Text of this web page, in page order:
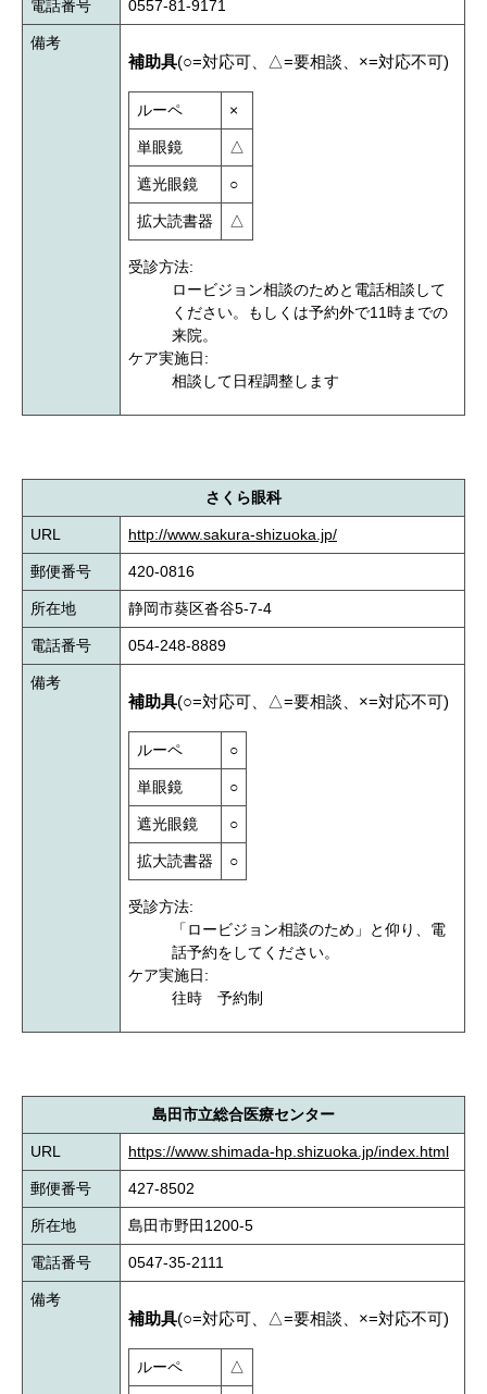
電話番号 0557-81-9171
備考
補助具(○=対応可、△=要相談、×=対応不可)
ルーペ ×
単眼鏡 △
遮光眼鏡 ○
拡大読書器 △
受診方法:
ロービジョン相談のためと電話相談して
ください。もしくは予約外で11時までの
来院。
ケア実施日:
相談して日程調整します
さくら眼科
URL http://www.sakura-shizuoka.jp/
郵便番号 420-0816
所在地 静岡市葵区沓谷5-7-4
電話番号 054-248-8889
備考
補助具(○=対応可、△=要相談、×=対応不可)
ルーペ ○
単眼鏡 ○
遮光眼鏡 ○
拡大読書器 ○
受診方法:
「ロービジョン相談のため」と仰り、電
話予約をしてください。
ケア実施日:
往時 予約制
島田市立総合医療センター
URL https://www.shimada-hp.shizuoka.jp/index.html
郵便番号 427-8502
所在地 島田市野田1200-5
電話番号 0547-35-2111
備考
補助具(○=対応可、△=要相談、×=対応不可)
ルーペ △